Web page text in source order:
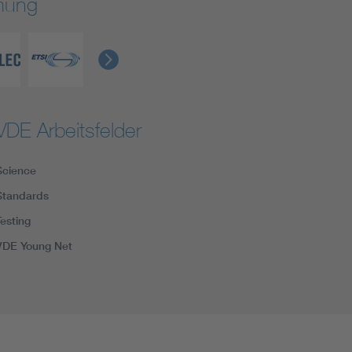
Arbeitsfelder
Young Net